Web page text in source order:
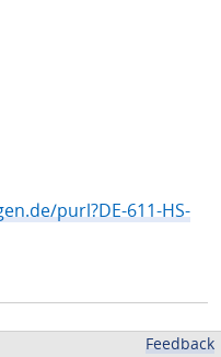
purl?DE-611-HS-
Feedback